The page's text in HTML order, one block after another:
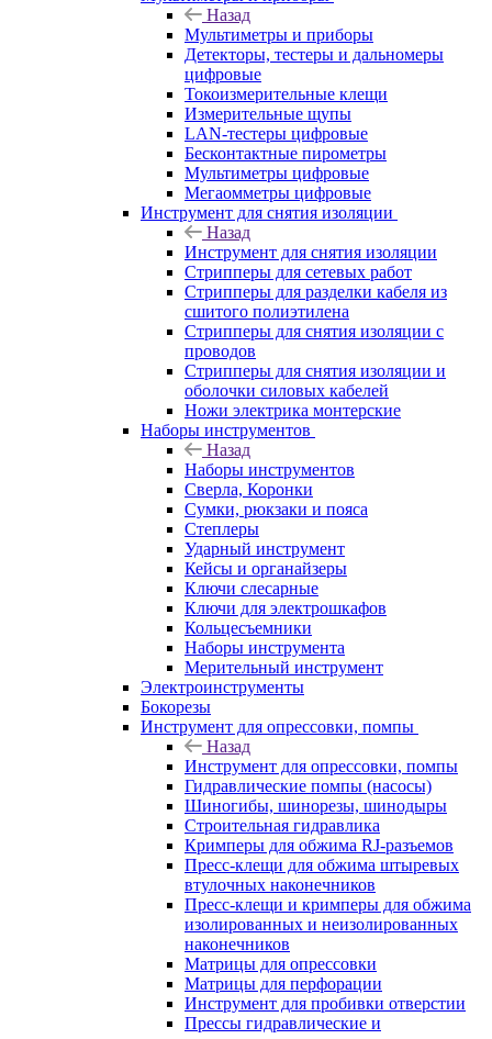
Назад
Мультиметры и приборы
Детекторы, тестеры и дальномеры
цифровые
Токоизмерительные клещи
Измерительные щупы
LAN-тестеры цифровые
Бесконтактные пирометры
Мультиметры цифровые
Мегаомметры цифровые
Инструмент для снятия изоляции
Назад
Инструмент для снятия изоляции
Стрипперы для сетевых работ
Стрипперы для разделки кабеля из
сшитого полиэтилена
Cтрипперы для снятия изоляции с
проводов
Стрипперы для снятия изоляции и
оболочки силовых кабелей
Ножи электрика монтерские
Наборы инструментов
Назад
Наборы инструментов
Сверла, Коронки
Сумки, рюкзаки и пояса
Степлеры
Ударный инструмент
Кейсы и органайзеры
Ключи слесарные
Ключи для электрошкафов
Кольцесъемники
Наборы инструмента
Мерительный инструмент
Электроинструменты
Бокорезы
Инструмент для опрессовки, помпы
Назад
Инструмент для опрессовки, помпы
Гидравлические помпы (насосы)
Шиногибы, шинорезы, шинодыры
Строительная гидравлика
Кримперы для обжима RJ-разъемов
Пресс-клещи для обжима штыревых
втулочных наконечников
Пресс-клещи и кримперы для обжима
изолированных и неизолированных
наконечников
Матрицы для опрессовки
Матрицы для перфорации
Инструмент для пробивки отверстии
Прессы гидравлические и